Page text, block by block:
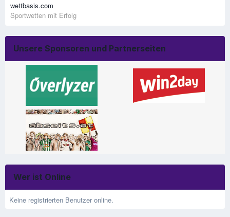
wettbasis.com
Sportwetten mit Erfolg
Unsere Sponsoren und Partnerseiten
Wer ist Online
Keine registrierten Benutzer online.